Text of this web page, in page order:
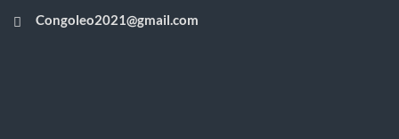
Congoleo2021@gmail.com